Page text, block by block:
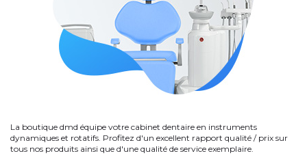
La boutique dmd équipe votre cabinet dentaire en instruments
dynamiques et rotatifs. Profitez d'un excellent rapport qualité / prix sur
tous nos produits ainsi que d'une qualité de service exemplaire.